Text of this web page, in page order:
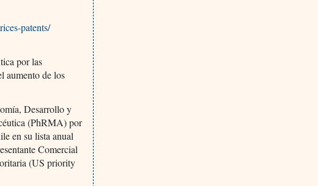
patents/
por las
aumento de los
Desarrollo y
(PhRMA) por
en su lista anual
Comercial
(US priority